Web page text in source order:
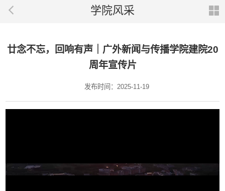
学院风采
廿念不忘，回响有声｜广外新闻与传播学院建院20
周年宣传片
发布时间：2025-11-19